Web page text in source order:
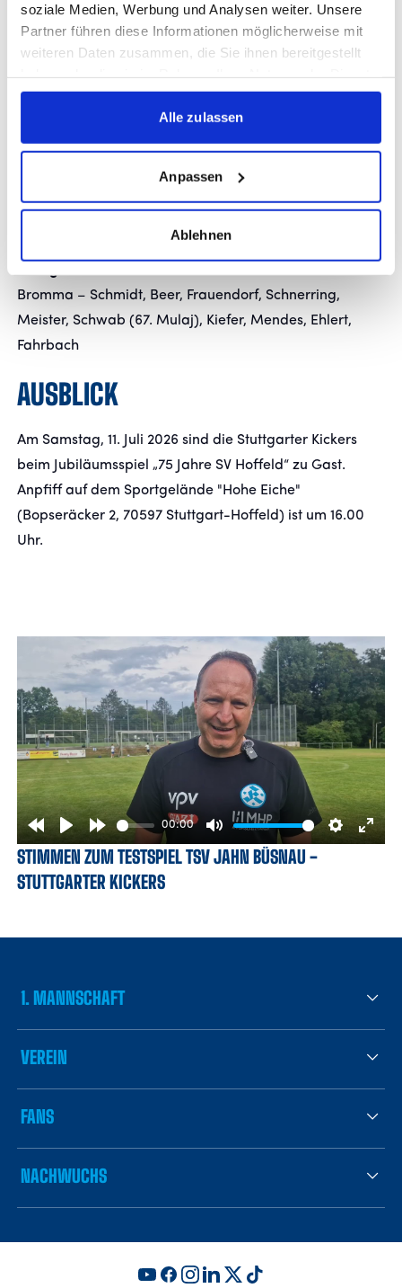
soziale Medien, Werbung und Analysen weiter. Unsere
Partner führen diese Informationen möglicherweise mit
weiteren Daten zusammen, die Sie ihnen bereitgestellt
gesammelt haben.
Alle zulassen
Anpassen
Ablehnen
Vorbereitung. Gleichzeitig bot das Jubiläumsspiel einen
würdigen Rahmen für die Feierlichkeiten zum
AUFSTELLUNG
Stuttgarter Kickers 1. Halbzeit:
Neaimé – Glessing, Blank, Molinari, Zaiser, Fundel,
Schwab, Udogu, Stojak, Mulaj, Mauersberger
Bromma – Schmidt, Beer, Frauendorf, Schnerring,
Meister, Schwab (67. Mulaj), Kiefer, Mendes, Ehlert,
Fahrbach
AUSBLICK
Am Samstag, 11. Juli 2026 sind die Stuttgarter Kickers
beim Jubiläumsspiel „75 Jahre SV Hoffeld“ zu Gast.
Anpfiff auf dem Sportgelände "Hohe Eiche"
(Bopseräcker 2, 70597 Stuttgart-Hoffeld) ist um 16.00
Uhr.
Rewind
PlayForward
00:00
Mute Settings
Enter
STIMMEN ZUM TESTSPIEL TSV JAHN BÜSNAU -
STUTTGARTER KICKERS
1. MANNSCHAFT
VEREIN
FANS
NACHWUCHS